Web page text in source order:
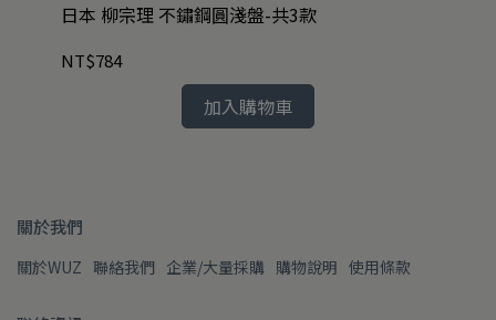
日本 柳宗理 不鏽鋼圓淺盤-共3款
NT$784
加入購物車
關於我們
關於WUZ 聯絡我們 企業/大量採購 購物說明 使用條款